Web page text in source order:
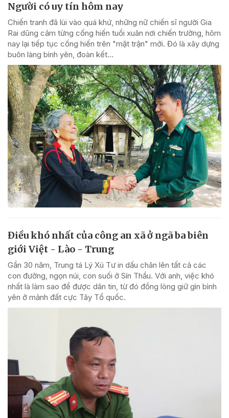
Người có uy tín hôm nay
Chiến tranh đã lùi vào quá khứ, những nữ chiến sĩ người Gia
Rai dũng cảm từng cống hiến tuổi xuân nơi chiến trường, hôm
nay lại tiếp tục cống hiến trên "mặt trận" mới. Đó là xây dựng
buôn làng bình yên, đoàn kết...
Điều khó nhất của công an xã ở ngã ba biên
giới Việt - Lào - Trung
Gần 30 năm, Trung tá Lý Xú Tư in dấu chân lên tất cả các
con đường, ngọn núi, con suối ở Sín Thầu. Với anh, việc khó
nhất là làm sao để được dân tin, từ đó đồng lòng giữ gìn bình
yên ở mảnh đất cực Tây Tổ quốc.